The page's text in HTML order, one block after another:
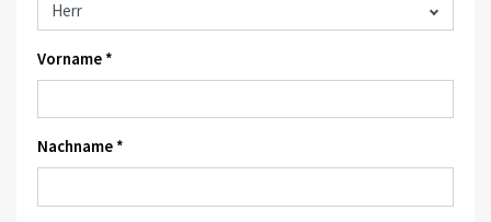
Vorname *
Nachname *